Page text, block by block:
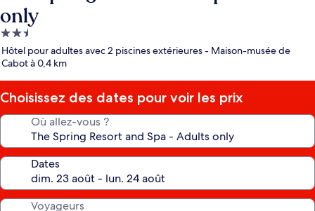
only
Hébergement
2.5 étoiles
Hôtel pour adultes avec 2 piscines extérieures - Maison-musée de
Cabot à 0,4 km
Choisissez des dates pour voir les prix
Où allez-vous ?
Dates
Voyageurs